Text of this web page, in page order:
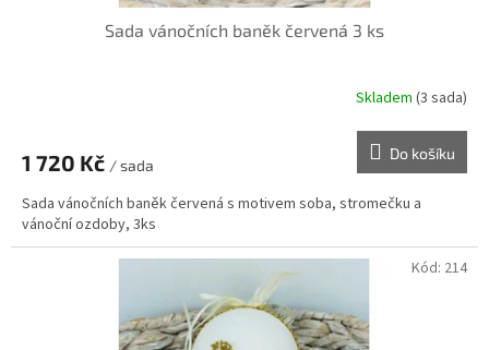
Sada vánočních baněk červená 3 ks
Skladem (3 sada)
1 720 Kč / sada
Do košíku
Sada vánočních baněk červená s motivem soba, stromečku a
vánoční ozdoby, 3ks
Kód: 214